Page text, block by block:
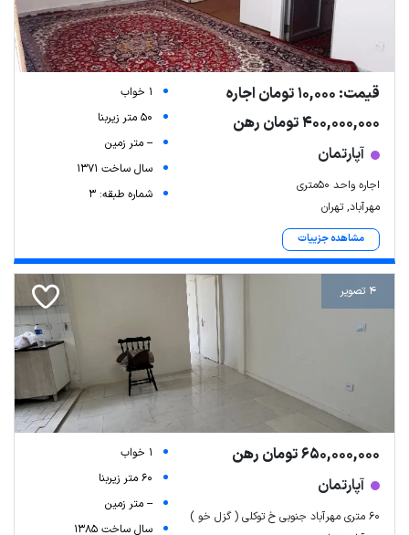
قیمت: 10,000 تومان اجاره
400,000,000 تومان رهن
آپارتمان
اجاره واحد ۵۰متری
مهرآباد, تهران
مشاهده جزییات
1 خواب
50 متر زیربنا
-- متر زمین
سال ساخت 1371
شماره طبقه: 3
4 تصویر
650,000,000 تومان رهن
آپارتمان
۶۰ متری مهرآباد جنوبی خ توکلی ( گزل خو )
1 خواب
60 متر زیربنا
-- متر زمین
سال ساخت 1385